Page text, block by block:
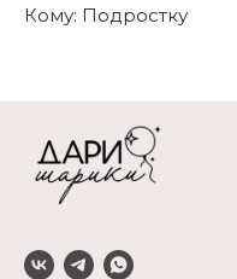
Кому: Подростку